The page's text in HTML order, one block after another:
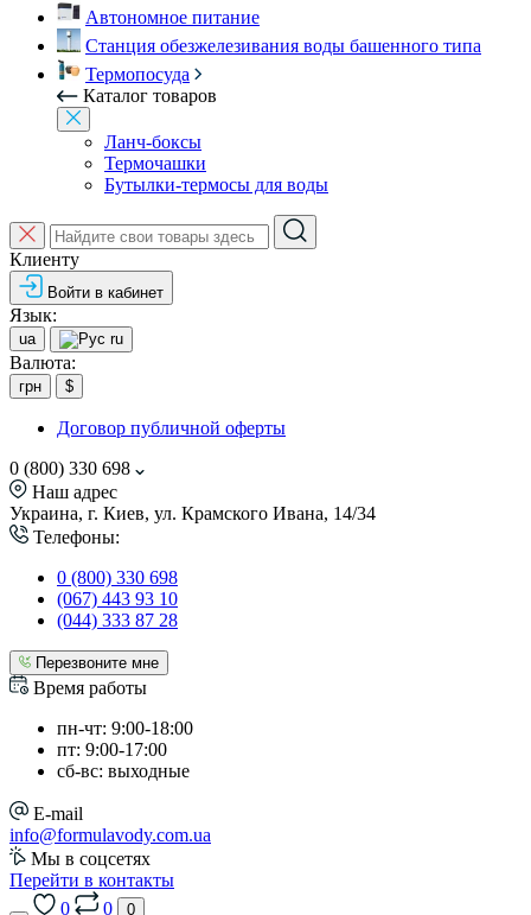
Автономное питание
Станция обезжелезивания воды башенного типа
Термопосуда
Каталог товаров
Ланч-боксы
Термочашки
Бутылки-термосы для воды
Клиенту
Войти в кабинет
Язык:
ua ru
Валюта:
грн $
Договор публичной оферты
0 (800) 330 698
Наш адрес
Украина, г. Киев, ул. Крамского Ивана, 14/34
Телефоны:
0 (800) 330 698
(067) 443 93 10
(044) 333 87 28
Перезвоните мне
Время работы
пн-чт: 9:00-18:00
пт: 9:00-17:00
сб-вс: выходные
E-mail
info@formulavody.com.ua
Мы в соцсетях
Перейти в контакты
0
0 0